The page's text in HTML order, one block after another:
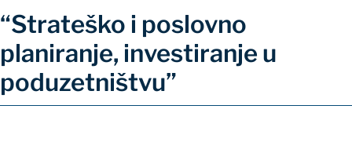
“Strateško i poslovno
planiranje, investiranje u
poduzetništvu”